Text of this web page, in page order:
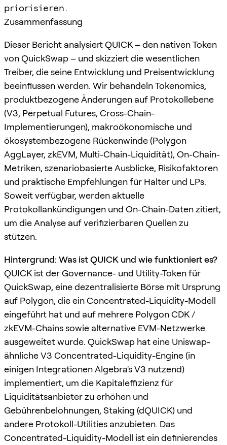
priorisieren.
Zusammenfassung
Dieser Bericht analysiert QUICK – den nativen Token
von QuickSwap – und skizziert die wesentlichen
Treiber, die seine Entwicklung und Preisentwicklung
beeinflussen werden. Wir behandeln Tokenomics,
produktbezogene Änderungen auf Protokollebene
(V3, Perpetual Futures, Cross-Chain-
Implementierungen), makroökonomische und
ökosystembezogene Rückenwinde (Polygon
AggLayer, zkEVM, Multi-Chain-Liquidität), On-Chain-
Metriken, szenariobasierte Ausblicke, Risikofaktoren
und praktische Empfehlungen für Halter und LPs.
Soweit verfügbar, werden aktuelle
Protokollankündigungen und On-Chain-Daten zitiert,
um die Analyse auf verifizierbaren Quellen zu
stützen.
Hintergrund: Was ist QUICK und wie funktioniert es?
QUICK ist der Governance- und Utility-Token für
QuickSwap, eine dezentralisierte Börse mit Ursprung
auf Polygon, die ein Concentrated-Liquidity-Modell
eingeführt hat und auf mehrere Polygon CDK /
zkEVM-Chains sowie alternative EVM-Netzwerke
ausgeweitet wurde. QuickSwap hat eine Uniswap-
ähnliche V3 Concentrated-Liquidity-Engine (in
einigen Integrationen Algebra's V3 nutzend)
implementiert, um die Kapitaleffizienz für
Liquiditätsanbieter zu erhöhen und
Gebührenbelohnungen, Staking (dQUICK) und
andere Protokoll-Utilities anzubieten. Das
Concentrated-Liquidity-Modell ist ein definierendes